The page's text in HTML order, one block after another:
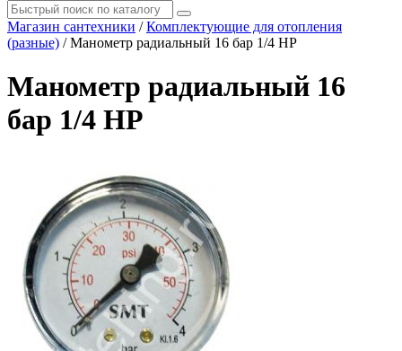
Магазин сантехники / Комплектующие для отопления
(разные) / Манометр радиальный 16 бар 1/4 НР
Манометр радиальный 16
бар 1/4 НР